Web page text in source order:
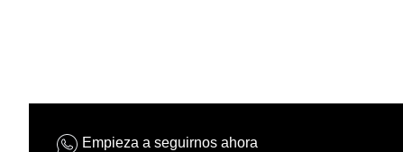
Empieza a seguirnos ahora